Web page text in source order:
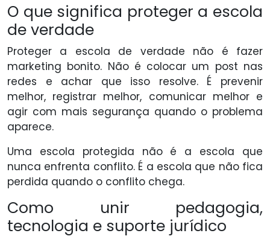
O que significa proteger a escola
de verdade
Proteger a escola de verdade não é fazer
marketing bonito. Não é colocar um post nas
redes e achar que isso resolve. É prevenir
melhor, registrar melhor, comunicar melhor e
agir com mais segurança quando o problema
aparece.
Uma escola protegida não é a escola que
nunca enfrenta conflito. É a escola que não fica
perdida quando o conflito chega.
Como unir pedagogia,
tecnologia e suporte jurídico